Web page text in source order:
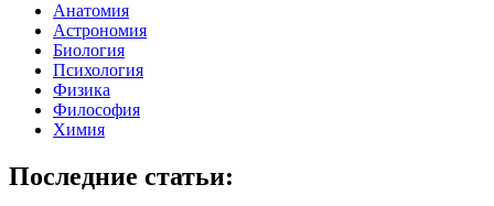
Анатомия
Астрономия
Биология
Психология
Физика
Философия
Химия
Последние статьи: